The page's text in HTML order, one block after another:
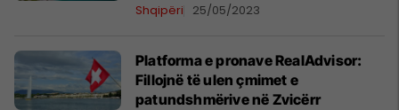
Shqipëri 25/05/2023
Platforma e pronave RealAdvisor:
Fillojnë të ulen çmimet e
patundshmërive në Zvicërr